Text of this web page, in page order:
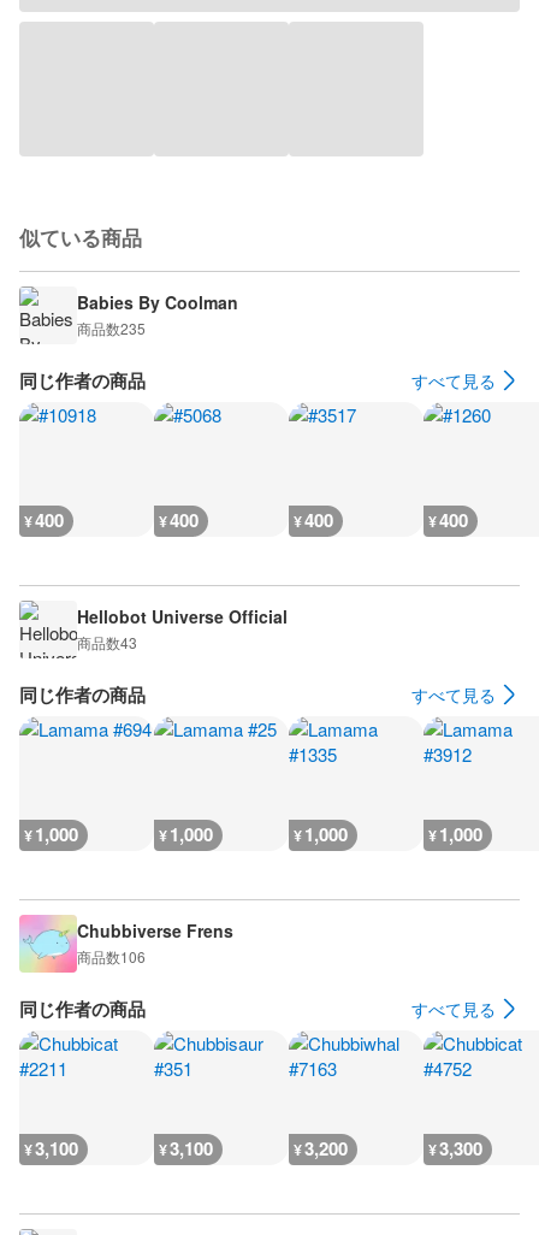
似ている商品
Babies By Coolman
商品数235
同じ作者の商品 すべて見る
¥400 ¥400 ¥400 ¥400
Hellobot Universe Official
商品数43
同じ作者の商品 すべて見る
¥1,000 ¥1,000 ¥1,000 ¥1,000
Chubbiverse Frens
商品数106
同じ作者の商品 すべて見る
¥3,100 ¥3,100 ¥3,200 ¥3,300